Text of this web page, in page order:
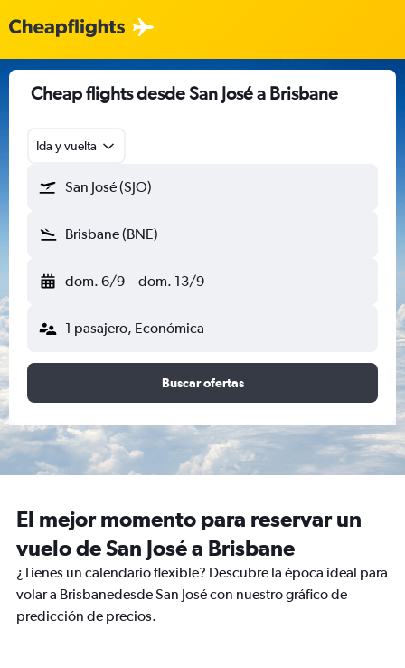
Cheap flights desde San José a Brisbane
Ida y vuelta
San José (SJO)
Brisbane (BNE)
dom. 6/9 - dom. 13/9
1 pasajero, Económica
Buscar ofertas
El mejor momento para reservar un
vuelo de San José a Brisbane
¿Tienes un calendario flexible? Descubre la época ideal para
volar a Brisbanedesde San José con nuestro gráfico de
predicción de precios.